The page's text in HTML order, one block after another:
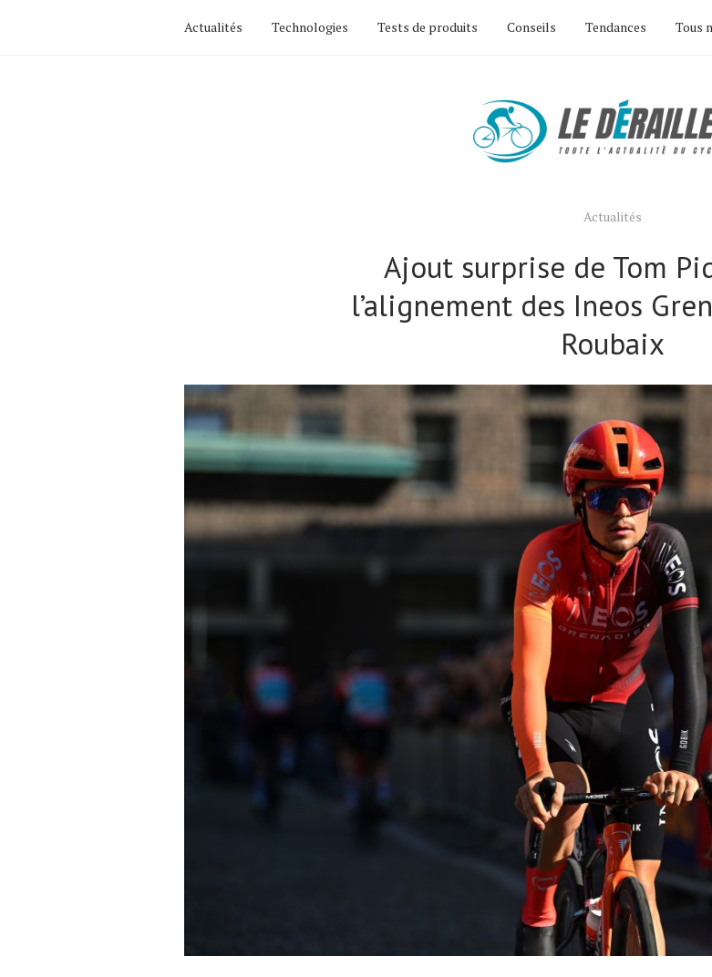
Actualités Technologies Tests de produits Conseils Tendances Tous
Actualités
Ajout surprise de Tom
l’alignement des Ineos
Roubaix